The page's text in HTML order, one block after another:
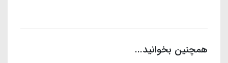
همچنین بخوانید...